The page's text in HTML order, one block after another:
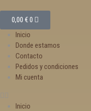
0,00 €0
Inicio
Donde estamos
Contacto
Pedidos y condiciones
Mi cuenta
Inicio